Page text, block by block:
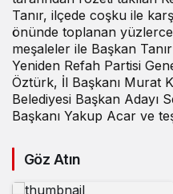
Tanır, ilçede coşku ile
önünde toplanan
meşaleler ile Başkan
Yeniden Refah Partisi
Öztürk, İl Başkanı Murat
Belediyesi Başkan Adayı
Başkanı Yakup Acar ve
Göz Atın